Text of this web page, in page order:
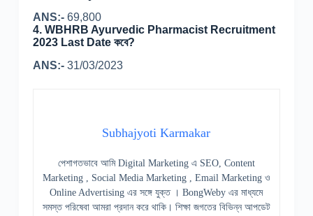
ANS:-69,800
4. WBHRB Ayurvedic Pharmacist Recruitment
2023 Last Date কবে?
ANS:-31/03/2023
Subhajyoti Karmakar
পেশাগতভাবে আমি Digital Marketing এ SEO, Content
Marketing , Social Media Marketing , Email Marketing ও
Online Advertising এর সঙ্গে যুক্ত । BongWeby এর মাধ্যমে
সমস্ত পরিষেবা আমরা প্রদান করে থাকি। শিক্ষা জগতের বিভিন্ন আপডেট